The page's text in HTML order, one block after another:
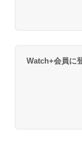
Watch+会員に